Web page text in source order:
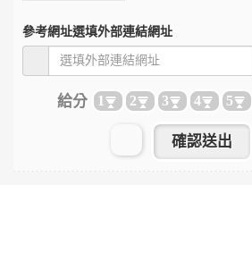
參考網址選填外部連結網址
給分 1 2 3 4 5